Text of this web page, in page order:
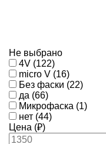
Не выбрано
4V (122)
micro V (16)
Без фаски (22)
да (66)
Микрофаска (1)
нет (44)
Цена (₽)